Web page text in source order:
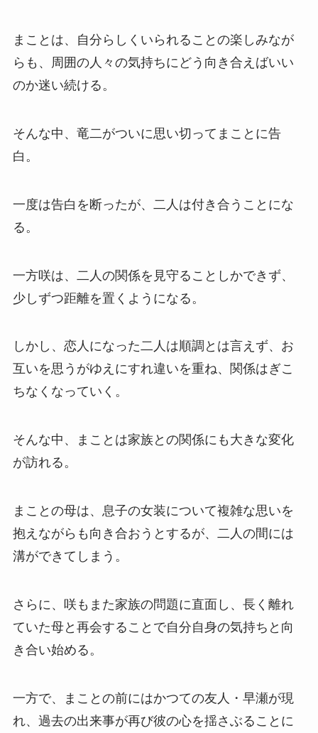
まことは、自分らしくいられることの楽しみなが
らも、周囲の人々の気持ちにどう向き合えばいい
のか迷い続ける。
そんな中、竜二がついに思い切ってまことに告
白。
一度は告白を断ったが、二人は付き合うことにな
る。
一方咲は、二人の関係を見守ることしかできず、
少しずつ距離を置くようになる。
しかし、恋人になった二人は順調とは言えず、お
互いを思うがゆえにすれ違いを重ね、関係はぎこ
ちなくなっていく。
そんな中、まことは家族との関係にも大きな変化
が訪れる。
まことの母は、息子の女装について複雑な思いを
抱えながらも向き合おうとするが、二人の間には
溝ができてしまう。
さらに、咲もまた家族の問題に直面し、長く離れ
ていた母と再会することで自分自身の気持ちと向
き合い始める。
一方で、まことの前にはかつての友人・早瀬が現
れ、過去の出来事が再び彼の心を揺さぶることに